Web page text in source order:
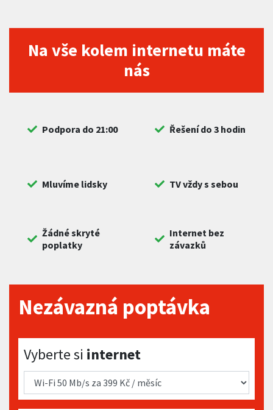
Na vše kolem internetu máte
nás
Podpora do 21:00 Řešení do 3 hodin
Mluvíme lidsky TV vždy s sebou
Žádné skryté
poplatky
Internet bez
závazků
Nezávazná poptávka
Vyberte si internet
Vyberte si internet